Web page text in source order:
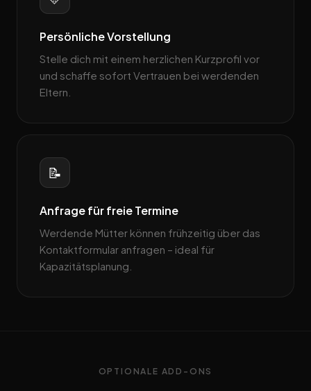
Persönliche Vorstellung
Stelle dich mit einem herzlichen Kurzprofil vor
und schaffe sofort Vertrauen bei werdenden
Eltern.
📝
Anfrage für freie Termine
Werdende Mütter können frühzeitig über das
Kontaktformular anfragen – ideal für
Kapazitätsplanung.
OPTIONALE ADD-ONS